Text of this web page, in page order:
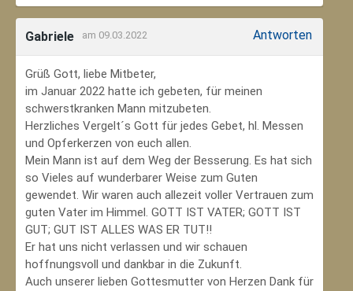
Gabriele am 09.03.2022 Antworten
Grüß Gott, liebe Mitbeter,
im Januar 2022 hatte ich gebeten, für meinen
schwerstkranken Mann mitzubeten.
Herzliches Vergelt´s Gott für jedes Gebet, hl. Messen
und Opferkerzen von euch allen.
Mein Mann ist auf dem Weg der Besserung. Es hat sich
so Vieles auf wunderbarer Weise zum Guten
gewendet. Wir waren auch allezeit voller Vertrauen zum
guten Vater im Himmel. GOTT IST VATER; GOTT IST
GUT; GUT IST ALLES WAS ER TUT!!
Er hat uns nicht verlassen und wir schauen
hoffnungsvoll und dankbar in die Zukunft.
Auch unserer lieben Gottesmutter von Herzen Dank für